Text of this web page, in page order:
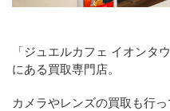
「ジュエルカフェ イオンタ
にある買取専門店。
カメラやレンズの買取も行っ